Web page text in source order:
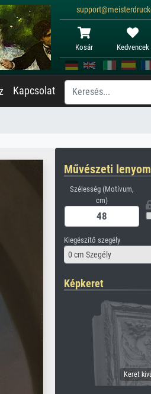
Kosár Kedvencek
Kapcsolat
Művészeti
Szélesség (Motívum,
cm)
Kiegészítő szegély
0 cm Szegély
Képkeret